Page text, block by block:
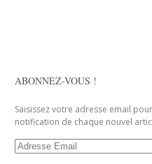
ABONNEZ-VOUS !
Saisissez votre adresse email
notification de chaque nouvel
Adresse
Email